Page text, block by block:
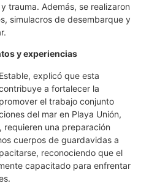
trauma. Además, se realizaron
simulacros de desembarque y
y experiencias
explicó que esta
a fortalecer la
el trabajo conjunto
del mar en Playa Unión,
requieren una preparación
cuerpos de guardavidas a
reconociendo que el
capacitado para enfrentar